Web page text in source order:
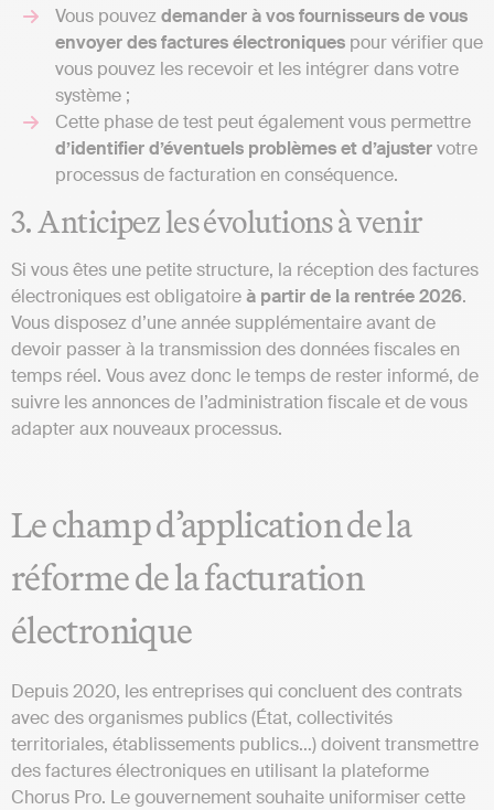
Vous pouvezdemander à vos fournisseurs de vous
envoyer des factures électroniques pour vérifier que
vous pouvez les recevoir et les intégrer dans votre
système ;
Cette phase de test peut également vous permettre
d’identifier d’éventuels problèmes et d’ajustervotre
processus de facturation en conséquence.
3. Anticipez les évolutions à venir
Si vous êtes une petite structure, la réception des factures
électroniques est obligatoireà partir de la rentrée 2026.
Vous disposez d’une année supplémentaire avant de
devoir passer à la transmission des données fiscales en
temps réel. Vous avez donc le temps de rester informé, de
suivre les annonces de l’administration fiscale et de vous
adapter aux nouveaux processus.
Le champ d’application de la
réforme de la facturation
électronique
Depuis 2020, les entreprises qui concluent des contrats
avec des organismes publics (État, collectivités
territoriales, établissements publics…) doivent transmettre
des factures électroniques en utilisant la plateforme
Chorus Pro. Le gouvernement souhaite uniformiser cette